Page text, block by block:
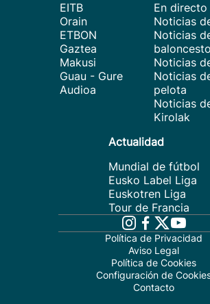
EITB
Orain
ETBON
Gaztea
Makusi
Guau - Gure
Audioa
En directo
Noticias
Noticias
baloncesto
Noticias
Noticias
pelota
Noticias
Kirolak
Actualidad
Mundial de fútbol
Eusko Label Liga
Euskotren Liga
Tour de Francia
Política de Privacidad
Aviso Legal
Política de Cookies
Configuración de
Contacto